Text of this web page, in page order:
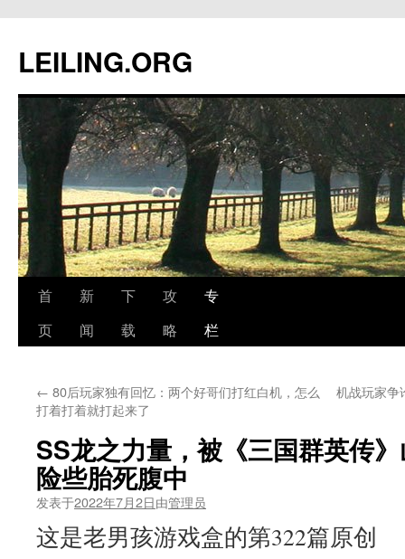
文
LEILING.ORG
首
页
新
闻
下
载
攻
略
专
栏
← 80后玩家独有回忆：两个好哥们打红白机，怎么
打着打着就打起来了
机战玩家争
SS龙之力量，被《三国群英传
险些胎死腹中
发表于2022年7月2日由管理员
这是老男孩游戏盒的第322篇原创